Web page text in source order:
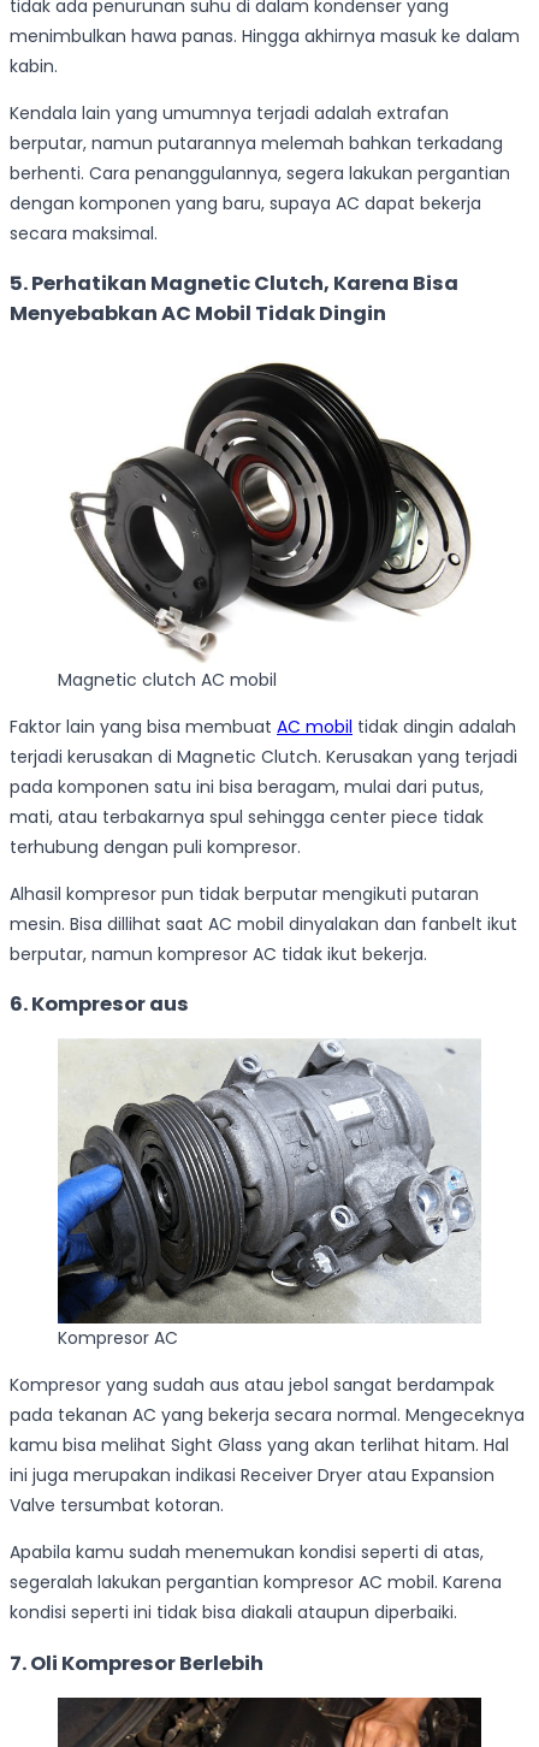
tidak ada penurunan suhu di dalam kondenser yang
menimbulkan hawa panas. Hingga akhirnya masuk ke dalam
kabin.
Kendala lain yang umumnya terjadi adalah extrafan
berputar, namun putarannya melemah bahkan terkadang
berhenti. Cara penanggulannya, segera lakukan pergantian
dengan komponen yang baru, supaya AC dapat bekerja
secara maksimal.
5. Perhatikan Magnetic Clutch, Karena Bisa
Menyebabkan AC Mobil Tidak Dingin
Magnetic clutch AC mobil
Faktor lain yang bisa membuat AC mobil tidak dingin adalah
terjadi kerusakan di Magnetic Clutch. Kerusakan yang terjadi
pada komponen satu ini bisa beragam, mulai dari putus,
mati, atau terbakarnya spul sehingga center piece tidak
terhubung dengan puli kompresor.
Alhasil kompresor pun tidak berputar mengikuti putaran
mesin. Bisa dillihat saat AC mobil dinyalakan dan fanbelt ikut
berputar, namun kompresor AC tidak ikut bekerja.
6. Kompresor aus
Kompresor AC
Kompresor yang sudah aus atau jebol sangat berdampak
pada tekanan AC yang bekerja secara normal. Mengeceknya
kamu bisa melihat Sight Glass yang akan terlihat hitam. Hal
ini juga merupakan indikasi Receiver Dryer atau Expansion
Valve tersumbat kotoran.
Apabila kamu sudah menemukan kondisi seperti di atas,
segeralah lakukan pergantian kompresor AC mobil. Karena
kondisi seperti ini tidak bisa diakali ataupun diperbaiki.
7. Oli Kompresor Berlebih